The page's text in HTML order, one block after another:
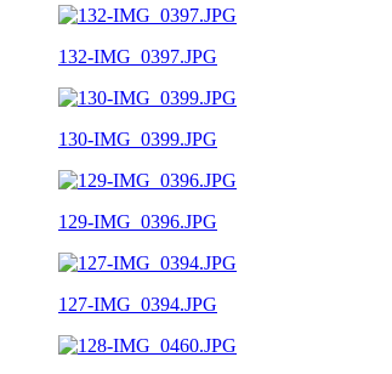
132-IMG_0397.JPG
130-IMG_0399.JPG
129-IMG_0396.JPG
127-IMG_0394.JPG